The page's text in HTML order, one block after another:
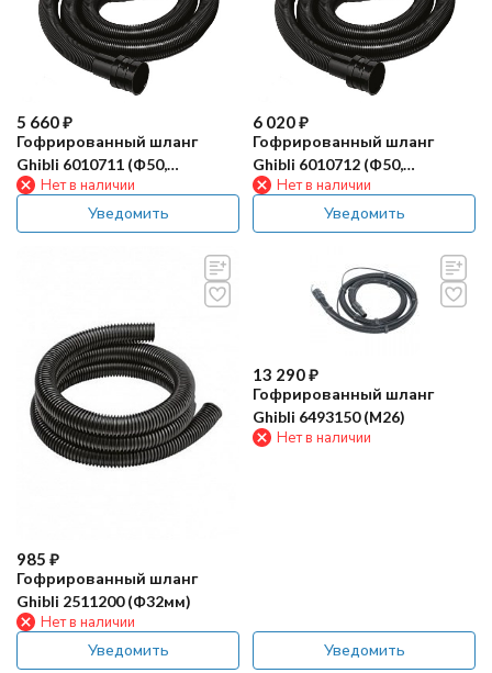
5 660₽
Гофрированный шланг
Ghibli 6010711 (Ф50,
компл.3м)
Нет в наличии
Уведомить
6 020₽
Гофрированный шланг
Ghibli 6010712 (Ф50,
компл.3м)
Нет в наличии
Уведомить
985 ₽
Гофрированный шланг
Ghibli 2511200 (Ф32мм)
Нет в наличии
Уведомить
13 290₽
Гофрированный шланг
Ghibli 6493150 (М26)
Нет в наличии
Уведомить